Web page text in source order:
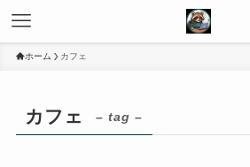
ホーム カフェ
カフェ – tag –